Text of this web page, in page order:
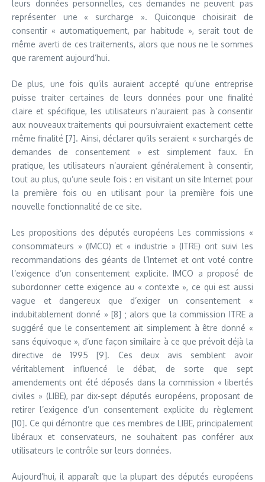
leurs données personnelles, ces demandes ne peuvent pas
représenter une « surcharge ». Quiconque choisirait de
consentir « automatiquement, par habitude », serait tout de
même averti de ces traitements, alors que nous ne le sommes
que rarement aujourd’hui.
De plus, une fois qu’ils auraient accepté qu’une entreprise
puisse traiter certaines de leurs données pour une finalité
claire et spécifique, les utilisateurs n’auraient pas à consentir
aux nouveaux traitements qui poursuivraient exactement cette
même finalité [7]. Ainsi, déclarer qu’ils seraient « surchargés de
demandes de consentement » est simplement faux. En
pratique, les utilisateurs n’auraient généralement à consentir,
tout au plus, qu’une seule fois : en visitant un site Internet pour
la première fois ou en utilisant pour la première fois une
nouvelle fonctionnalité de ce site.
Les propositions des députés européens Les commissions «
consommateurs » (IMCO) et « industrie » (ITRE) ont suivi les
recommandations des géants de l’Internet et ont voté contre
l’exigence d’un consentement explicite. IMCO a proposé de
subordonner cette exigence au « contexte », ce qui est aussi
vague et dangereux que d’exiger un consentement «
indubitablement donné » [8] ; alors que la commission ITRE a
suggéré que le consentement ait simplement à être donné «
sans équivoque », d’une façon similaire à ce que prévoit déjà la
directive de 1995 [9]. Ces deux avis semblent avoir
véritablement influencé le débat, de sorte que sept
amendements ont été déposés dans la commission « libertés
civiles » (LIBE), par dix-sept députés européens, proposant de
retirer l’exigence d’un consentement explicite du règlement
[10]. Ce qui démontre que ces membres de LIBE, principalement
libéraux et conservateurs, ne souhaitent pas conférer aux
utilisateurs le contrôle sur leurs données.
Aujourd’hui, il apparaît que la plupart des députés européens